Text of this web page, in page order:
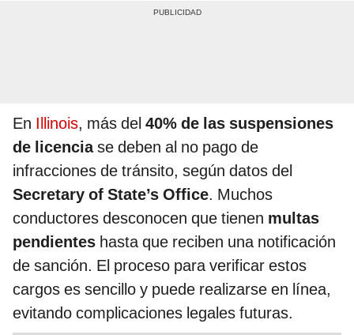
En Illinois, más del 40% de las suspensiones
de licenciase deben al no pago de
infracciones de tránsito, según datos del
Secretary of State’s Office. Muchos
conductores desconocen que tienen multas
pendientes hasta que reciben una notificación
de sanción. El proceso para verificar estos
cargos es sencillo y puede realizarse en línea,
evitando complicaciones legales futuras.